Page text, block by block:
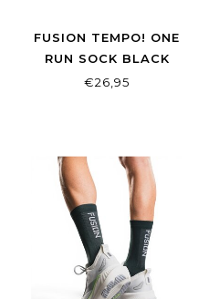
FUSION TEMPO! ONE
RUN SOCK BLACK
€26,95